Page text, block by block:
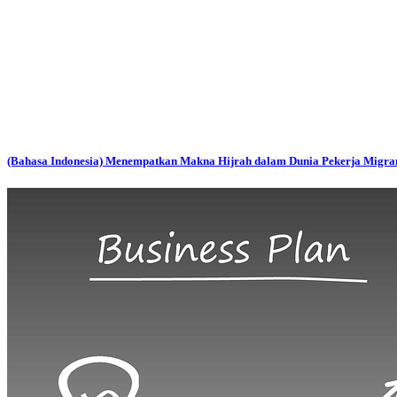
(Bahasa Indonesia) Menempatkan Makna Hijrah dalam Dunia Pekerja